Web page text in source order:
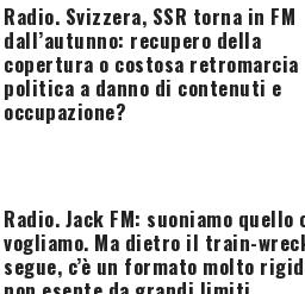
Radio. Svizzera, SSR torna in FM
dall’autunno: recupero della
copertura o costosa retromarcia
politica a danno di contenuti e
occupazione?
Radio. Jack FM: suoniamo quello
vogliamo. Ma dietro il train-
segue, c’è un formato molto